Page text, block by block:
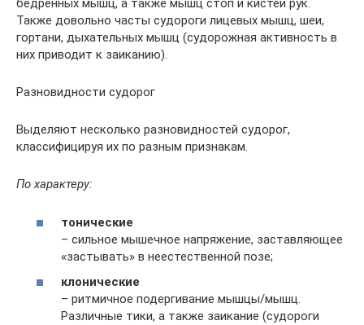
бедренных мышц, а также мышц стоп и кистей рук.
Также довольно часты судороги лицевых мышц, шеи,
гортани, дыхательных мышц (судорожная активность в
них приводит к заиканию).
Разновидности судорог
Выделяют несколько разновидностей судорог,
классифицируя их по разным признакам.
По характеру:
тонические
– сильное мышечное напряжение, заставляющее
«застывать» в неестественной позе;
клонические
– ритмичное подергивание мышцы/мышц.
Различные тики, а также заикание (судороги